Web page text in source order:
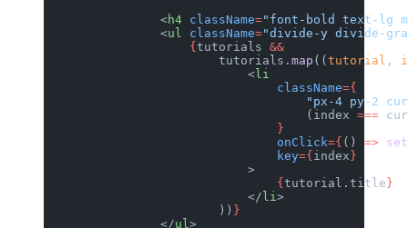
                <
h4 className="font-bold text-lg
                <
ul className="divide-y divide-
                    {
tutorials &&
                        tutorials.
map (( tutorial ,
                            <
li
                                className
={
"px-4 py-2
                                    (index
===
                                }
                                onClick
={ () =>
                                key
={ index }
                            >
                                {
tutorial.title }
                            </
li >
                        ))
}
                </
ul >